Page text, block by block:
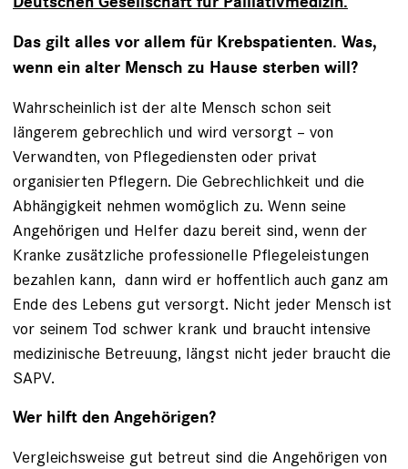
Das gilt alles vor allem für Krebspatienten. Was,
wenn ein alter Mensch zu Hause sterben will?
Wahrscheinlich ist der alte Mensch schon seit
längerem gebrechlich und wird versorgt – von
Verwandten, von Pflegediensten oder privat
organisierten Pflegern. Die Gebrechlichkeit und die
Abhängigkeit nehmen womöglich zu. Wenn seine
Angehörigen und Helfer dazu bereit sind, wenn der
Kranke zusätzliche professionelle Pflegeleistungen
bezahlen kann, dann wird er hoffentlich auch ganz am
Ende des Lebens gut versorgt. Nicht jeder Mensch ist
vor seinem Tod schwer krank und braucht intensive
medizinische Betreuung, längst nicht jeder braucht die
SAPV.
Wer hilft den Angehörigen?
Vergleichsweise gut betreut sind die Angehörigen von